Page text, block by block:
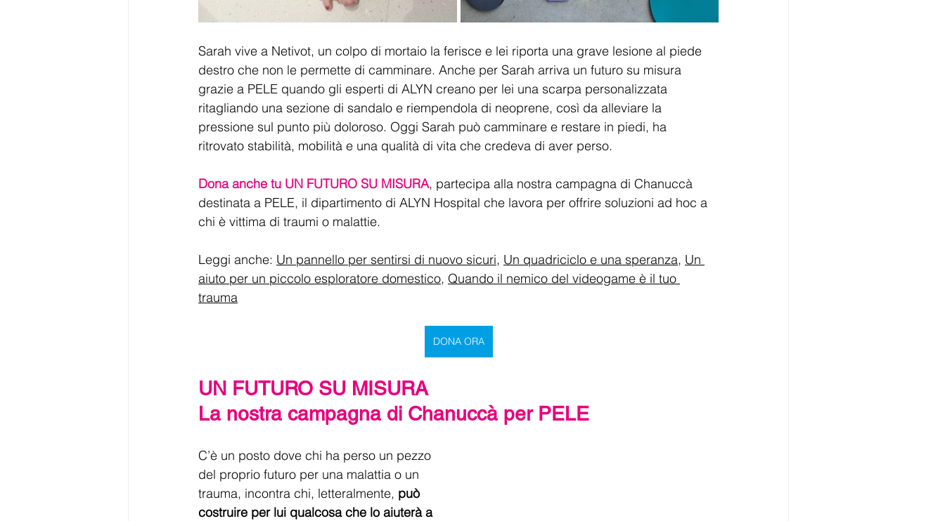
Sarah vive a Netivot, un colpo di mortaio la ferisce e lei riporta una grave lesione al piede
destro che non le permette di camminare. Anche per Sarah arriva un futuro su misura
grazie a PELE quando gli esperti di ALYN creano per lei una scarpa personalizzata
ritagliando una sezione di sandalo e riempendola di neoprene, così da alleviare la
pressione sul punto più doloroso. Oggi Sarah può camminare e restare in piedi, ha
ritrovato stabilità, mobilità e una qualità di vita che credeva di aver perso.
Dona anche tu UN FUTURO SU MISURA, partecipa alla nostra campagna di Chanuccà
destinata a PELE, il dipartimento di ALYN Hospital che lavora per offrire soluzioni ad hoc a
chi è vittima di traumi o malattie.
Leggi anche: Un pannello per sentirsi di nuovo sicuri, Un quadriciclo e una speranza, Un
aiuto per un piccolo esploratore domestico, Quando il nemico del videogame è il tuo
trauma
DONA ORA
UN FUTURO SU MISURA
La nostra campagna di Chanuccà per PELE
C’è un posto dove chi ha perso un pezzo
del proprio futuro per una malattia o un
trauma, incontra chi, letteralmente, può
costruire per lui qualcosa che lo aiuterà a